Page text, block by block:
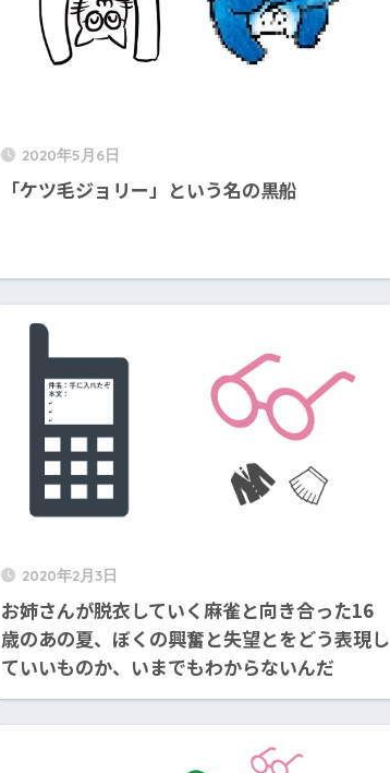
2020年5月6日
「ケツ毛ジョリー」という名の黒船
2020年2月3日
お姉さんが脱衣していく麻雀と向き合った16
歳のあの夏、ぼくの興奮と失望とをどう表現し
ていいものか、いまでもわからないんだ